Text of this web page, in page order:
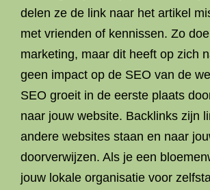
delen ze de link naar het artikel
met vrienden of kennissen. Zo
marketing, maar dit heeft op zich
geen impact op de SEO van de
SEO groeit in de eerste plaats
naar jouw website. Backlinks zijn
andere websites staan en naar
doorverwijzen. Als je een
jouw lokale organisatie voor